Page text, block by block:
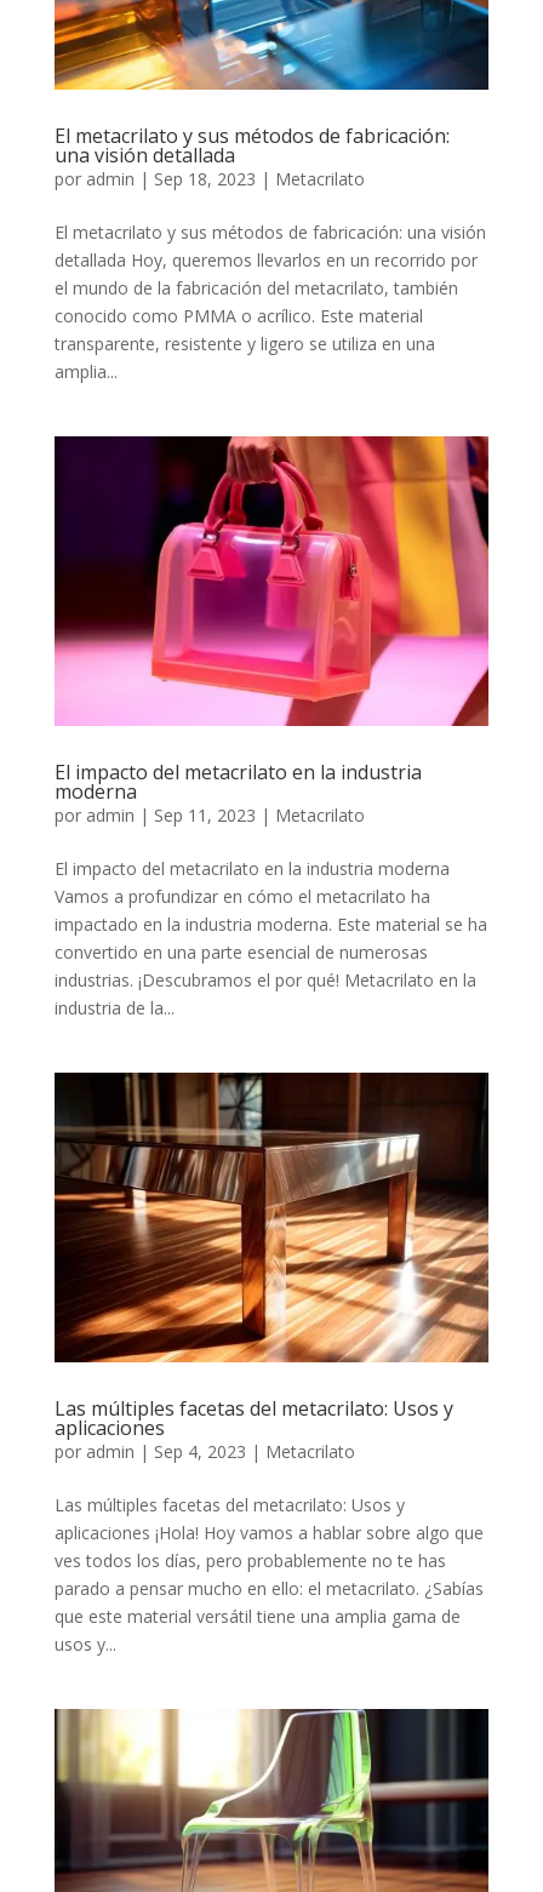
El metacrilato y sus métodos de fabricación:
una visión detallada
por admin | Sep 18, 2023 | Metacrilato
El metacrilato y sus métodos de fabricación: una visión
detallada Hoy, queremos llevarlos en un recorrido por
el mundo de la fabricación del metacrilato, también
conocido como PMMA o acrílico. Este material
transparente, resistente y ligero se utiliza en una
amplia...
El impacto del metacrilato en la industria
moderna
por admin | Sep 11, 2023 | Metacrilato
El impacto del metacrilato en la industria moderna
Vamos a profundizar en cómo el metacrilato ha
impactado en la industria moderna. Este material se ha
convertido en una parte esencial de numerosas
industrias. ¡Descubramos el por qué! Metacrilato en la
industria de la...
Las múltiples facetas del metacrilato: Usos y
aplicaciones
por admin | Sep 4, 2023 | Metacrilato
Las múltiples facetas del metacrilato: Usos y
aplicaciones ¡Hola! Hoy vamos a hablar sobre algo que
ves todos los días, pero probablemente no te has
parado a pensar mucho en ello: el metacrilato. ¿Sabías
que este material versátil tiene una amplia gama de
usos y...